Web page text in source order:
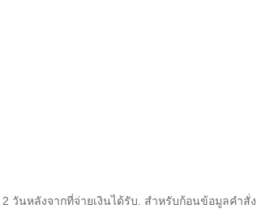
วันหลังจากที่จ่ายเงินได้รับ. สำหรับก้อนข้อมูลคำสั่ง